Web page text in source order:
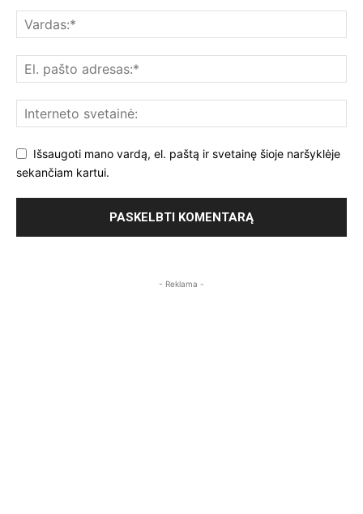
Išsaugoti mano vardą, el. paštą ir svetainę šioje naršyklėje
sekančiam kartui.
- Reklama -